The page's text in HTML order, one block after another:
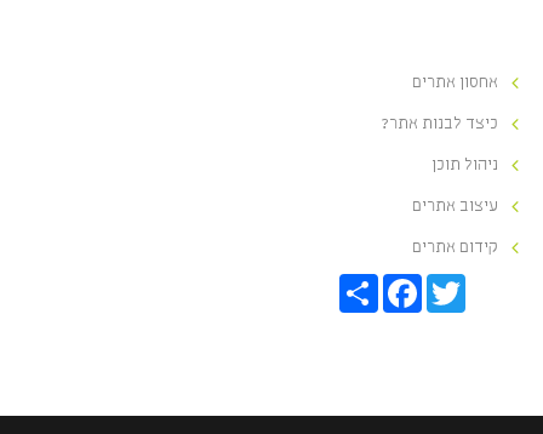
אחסון אתרים
כיצד לבנות אתר?
ניהול תוכן
עיצוב אתרים
קידום אתרים
S
F
a
k
T
w